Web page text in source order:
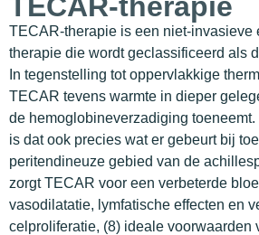
TECAR-therapie is een niet-invasieve
therapie die wordt geclassificeerd als
In tegenstelling tot oppervlakkige
TECAR tevens warmte in dieper
de hemoglobineverzadiging toeneemt.
is dat ook precies wat er gebeurt bij
peritendineuze gebied van de
zorgt TECAR voor een verbeterde
vasodilatatie, lymfatische effecten en
celproliferatie, (8) ideale voorwaarden